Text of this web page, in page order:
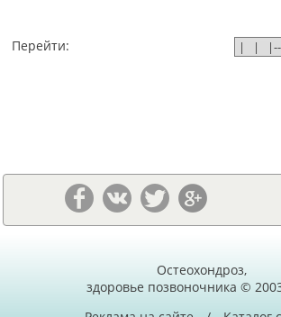
Перейти:
Остеохондроз,
здоровье позвоночника ©